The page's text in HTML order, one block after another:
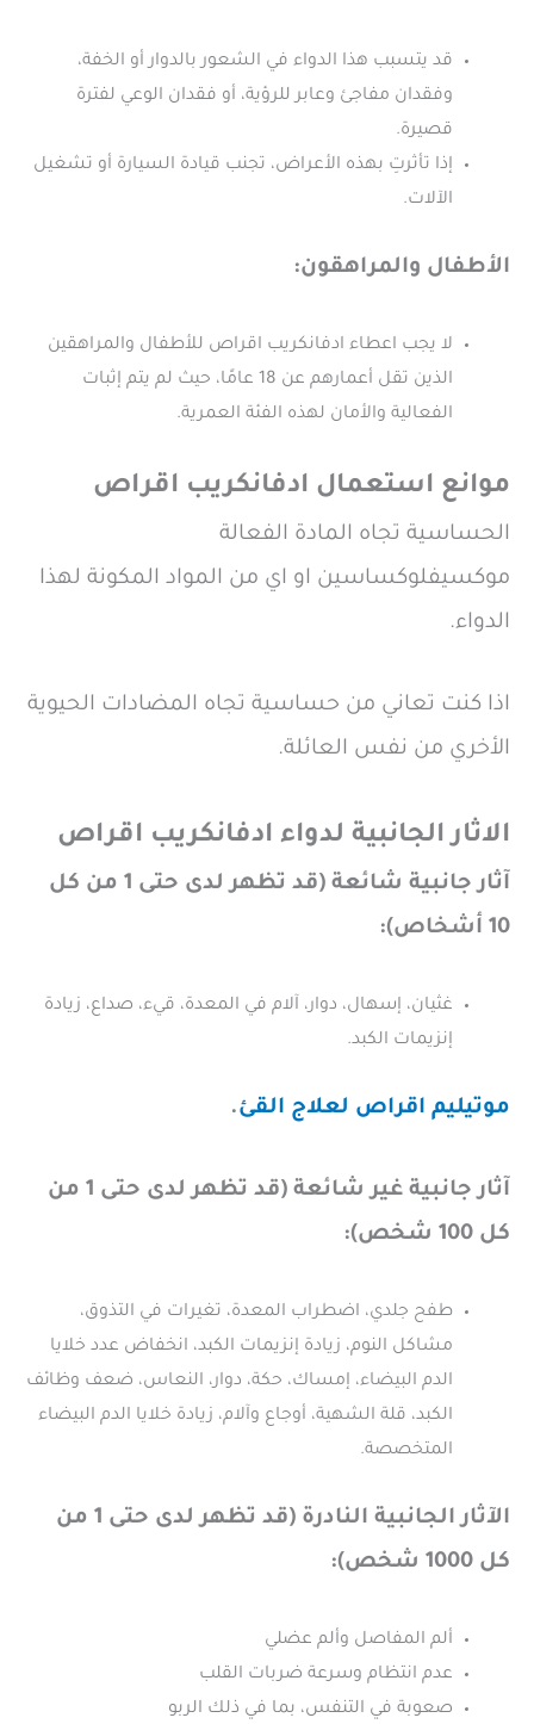
قد يتسبب هذا الدواء في الشعور بالدوار أو الخفة،
وفقدان مفاجئ وعابر للرؤية، أو فقدان الوعي لفترة
قصيرة.
إذا تأثرتِ بهذه الأعراض، تجنب قيادة السيارة أو تشغيل
الآلات.
الأطفال والمراهقون:
لا يجب اعطاء ادفانكريب اقراص للأطفال والمراهقين
الذين تقل أعمارهم عن 18 عامًا، حيث لم يتم إثبات
الفعالية والأمان لهذه الفئة العمرية.
موانع استعمال ادفانكريب اقراص
الحساسية تجاه المادة الفعالة
موكسيفلوكساسين او اي من المواد المكونة لهذا
الدواء.
اذا كنت تعاني من حساسية تجاه المضادات الحيوية
الأخري من نفس العائلة.
الاثار الجانبية لدواء ادفانكريب اقراص
آثار جانبية شائعة (قد تظهر لدى حتى 1 من كل
10 أشخاص):
غثيان، إسهال، دوار، آلام في المعدة، قيء، صداع، زيادة
إنزيمات الكبد.
موتيليم اقراص لعلاج القئ.
آثار جانبية غير شائعة (قد تظهر لدى حتى 1 من
كل 100 شخص):
طفح جلدي، اضطراب المعدة، تغيرات في التذوق،
مشاكل النوم، زيادة إنزيمات الكبد، انخفاض عدد خلايا
الدم البيضاء، إمساك، حكة، دوار، النعاس، ضعف وظائف
الكبد، قلة الشهية، أوجاع وآلام، زيادة خلايا الدم البيضاء
المتخصصة.
الآثار الجانبية النادرة (قد تظهر لدى حتى 1 من
كل 1000 شخص):
ألم المفاصل وألم عضلي
عدم انتظام وسرعة ضربات القلب
صعوبة في التنفس، بما في ذلك الربو